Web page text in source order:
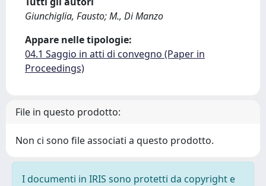
Giunchiglia, Fausto; M., Di Manzo
Appare nelle tipologie:
04.1 Saggio in atti di convegno (Paper in
Proceedings)
File in questo prodotto:
Non ci sono file associati a questo prodotto.
I documenti in IRIS sono protetti da copyright e